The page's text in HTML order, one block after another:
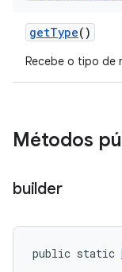
getType()
Recebe o tipo de
Métodos
builder
public static